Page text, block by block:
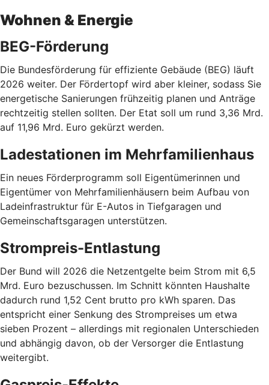
Wohnen & Energie
BEG-Förderung
Die Bundesförderung für effiziente Gebäude (BEG) läuft
2026 weiter. Der Fördertopf wird aber kleiner, sodass Sie
energetische Sanierungen frühzeitig planen und Anträge
rechtzeitig stellen sollten. Der Etat soll um rund 3,36 Mrd.
auf 11,96 Mrd. Euro gekürzt werden.
Ladestationen im Mehrfamilienhaus
Ein neues Förderprogramm soll Eigentümerinnen und
Eigentümer von Mehrfamilienhäusern beim Aufbau von
Ladeinfrastruktur für E-Autos in Tiefgaragen und
Gemeinschaftsgaragen unterstützen.
Strompreis-Entlastung
Der Bund will 2026 die Netzentgelte beim Strom mit 6,5
Mrd. Euro bezuschussen. Im Schnitt könnten Haushalte
dadurch rund 1,52 Cent brutto pro kWh sparen. Das
entspricht einer Senkung des Strompreises um etwa
sieben Prozent – allerdings mit regionalen Unterschieden
und abhängig davon, ob der Versorger die Entlastung
weitergibt.